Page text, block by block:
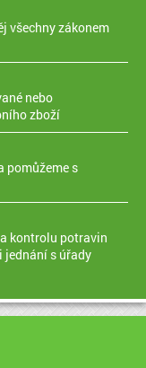
všechny zákonem
nebo
zboží
pomůžeme s
kontrolu potravin
jednání s úřady